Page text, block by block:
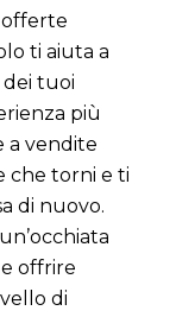
offerte
ti aiuta a
dei tuoi
più
a vendite
che torni e ti
di nuovo.
offrire
di